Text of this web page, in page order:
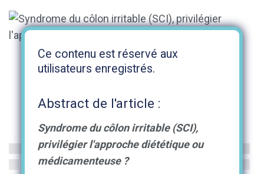
Ce contenu est réservé aux
utilisateurs enregistrés.
Abstract de l'article :
Syndrome du côlon irritable (SCI),
privilégier l'approche diététique ou
médicamenteuse ?